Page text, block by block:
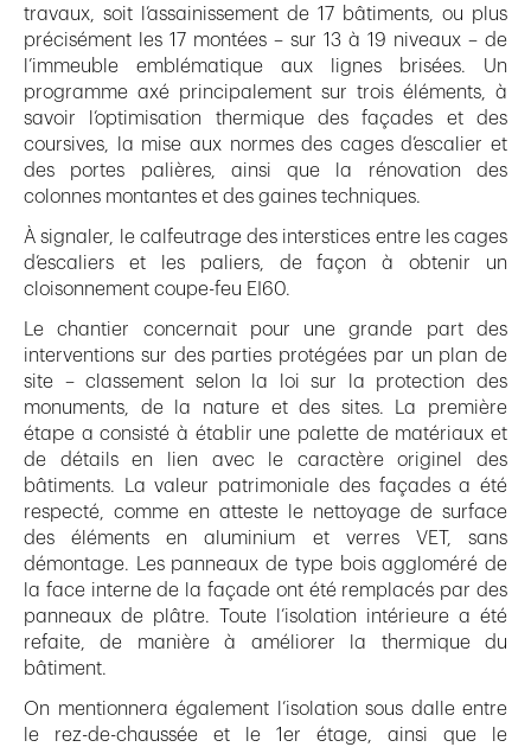
travaux, soit l’assainissement de 17 bâtiments, ou plus
précisément les 17 montées – sur 13 à 19 niveaux – de
l’immeuble emblématique aux lignes brisées. Un
programme axé principalement sur trois éléments, à
savoir l’optimisation thermique des façades et des
coursives, la mise aux normes des cages d’escalier et
des portes palières, ainsi que la rénovation des
colonnes montantes et des gaines techniques.
À signaler, le calfeutrage des interstices entre les cages
d’escaliers et les paliers, de façon à obtenir un
cloisonnement coupe-feu EI60.
Le chantier concernait pour une grande part des
interventions sur des parties protégées par un plan de
site – classement selon la loi sur la protection des
monuments, de la nature et des sites. La première
étape a consisté à établir une palette de matériaux et
de détails en lien avec le caractère originel des
bâtiments. La valeur patrimoniale des façades a été
respecté, comme en atteste le nettoyage de surface
des éléments en aluminium et verres VET, sans
démontage. Les panneaux de type bois aggloméré de
la face interne de la façade ont été remplacés par des
panneaux de plâtre. Toute l’isolation intérieure a été
refaite, de manière à améliorer la thermique du
bâtiment.
On mentionnera également l’isolation sous dalle entre
le rez-de-chaussée et le 1er étage, ainsi que le